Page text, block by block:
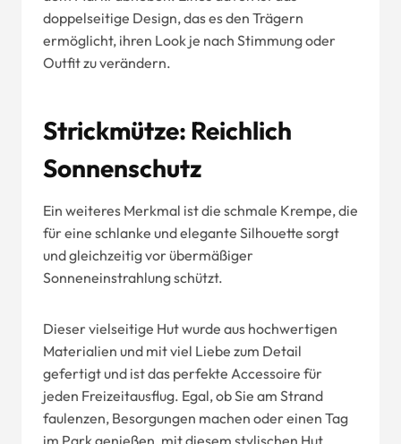
doppelseitige Design, das es den Trägern
ermöglicht, ihren Look je nach Stimmung oder
Outfit zu verändern.
Strickmütze: Reichlich
Sonnenschutz
Ein weiteres Merkmal ist die schmale Krempe, die
für eine schlanke und elegante Silhouette sorgt
und gleichzeitig vor übermäßiger
Sonneneinstrahlung schützt.
Dieser vielseitige Hut wurde aus hochwertigen
Materialien und mit viel Liebe zum Detail
gefertigt und ist das perfekte Accessoire für
jeden Freizeitausflug. Egal, ob Sie am Strand
faulenzen, Besorgungen machen oder einen Tag
im Park genießen, mit diesem stylischen Hut